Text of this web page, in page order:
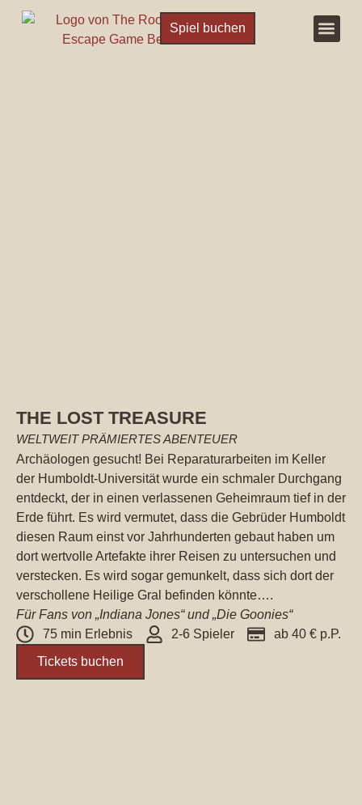
Spiel buchen
THE LOST TREASURE
WELTWEIT PRÄMIERTES ABENTEUER
Archäologen gesucht! Bei Reparaturarbeiten im Keller
der Humboldt-Universität wurde ein schmaler Durchgang
entdeckt, der in einen verlassenen Geheimraum tief in der
Erde führt. Es wird vermutet, dass die Gebrüder Humboldt
diesen Raum einst vor Jahrhunderten gebaut haben um
dort wertvolle Artefakte ihrer Reisen zu untersuchen und
verstecken. Es wird sogar gemunkelt, dass sich dort der
verschollene Heilige Gral befinden könnte….
Für Fans von „Indiana Jones“ und „Die Goonies“
75 min Erlebnis
2-6 Spieler
ab 40 € p.P.
Tickets buchen